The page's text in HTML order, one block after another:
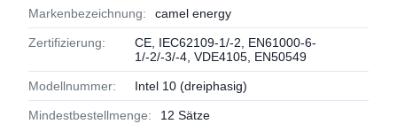
Markenbezeichnung: camel energy
Zertifizierung:
CE, IEC62109-1/-2, EN61000-6-
1/-2/-3/-4, VDE4105, EN50549
Modellnummer: Intel 10 (dreiphasig)
Mindestbestellmenge: 12 Sätze